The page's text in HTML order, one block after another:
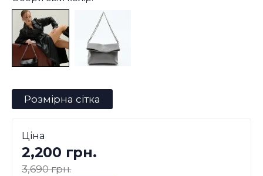
Розмірна сітка
Ціна
2,200 грн.
3,690 грн.